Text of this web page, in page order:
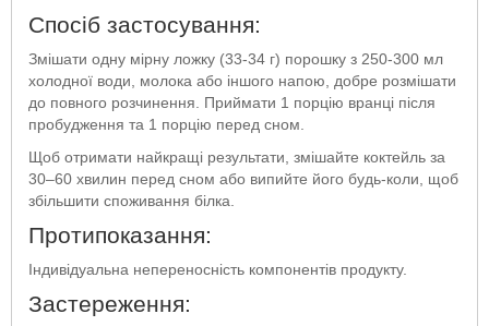
Спосіб застосування:
Змішати одну мірну ложку (33-34 г) порошку з 250-300 мл
холодної води, молока або іншого напою, добре розмішати
до повного розчинення. Приймати 1 порцію вранці після
пробудження та 1 порцію перед сном.
Щоб отримати найкращі результати, змішайте коктейль за
30–60 хвилин перед сном або випийте його будь-коли, щоб
збільшити споживання білка.
Протипоказання:
Індивідуальна непереносність компонентів продукту.
Застереження: